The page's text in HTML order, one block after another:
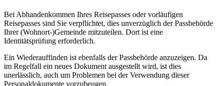
Bei Abhandenkommen Ihres Reisepasses oder vorläufigen
Reisepasses sind Sie verpflichtet, dies unverzüglich der Passbehörde
Ihrer (Wohnort-)Gemeinde mitzuteilen. Dort ist eine
Identitätsprüfung erforderlich.
Ein Wiederauffinden ist ebenfalls der Passbehörde anzuzeigen. Da
im Regelfall ein neues Dokument ausgestellt wird, ist dies
unerlässlich, auch um Problemen bei der Verwendung dieser
Personaldokumente vorzubeugen.